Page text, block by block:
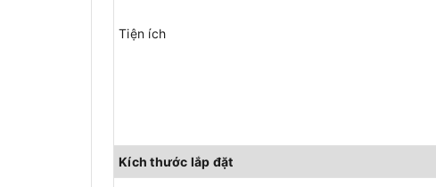
Tiện ích
Kích thước lắp đặt